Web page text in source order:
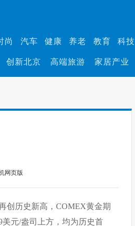
尚 汽车 健康 养老 教育 科技
创新北京 高端旅游 家居产业
网页版
创历史新高，COMEX黄金期
美元/盎司上方，均为历史首